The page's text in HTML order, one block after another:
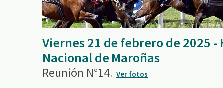
Viernes 21 de febrero de 2025
Nacional de Maroñas
Reunión N°14. Ver fotos